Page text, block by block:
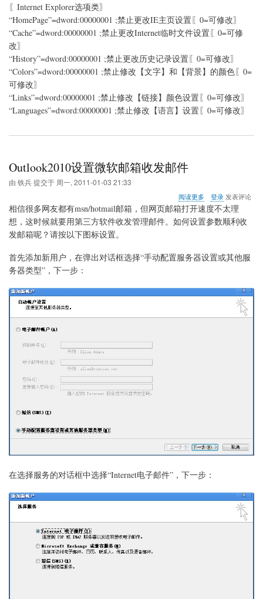
值
及
其
义
〖Internet Explorer选项类〗
“HomePage”=dword:00000001 ;禁止更改IE主页设置〖0=可修改〗
“Cache”=dword:00000001 ;禁止更改Internet临时文件设置〖0=可修
改〗
“History”=dword:00000001 ;禁止更改历史记录设置〖0=可修改〗
“Colors”=dword:00000001 ;禁止修改【文字】和【背景】的颜色〖0=
可修改〗
“Links”=dword:00000001 ;禁止修改【链接】颜色设置〖0=可修改〗
“Languages”=dword:00000001 ;禁止修改【语言】设置〖0=可修改〗
Outlook2010设置微软邮箱收发邮件
由 铁兵提交于 周一, 2011-01-03 21:33
阅读更多
于
Outlook2010
设
软
发
件
登录发表评论
相信很多网友都有msn/hotmail邮箱，但网页邮箱打开速度不太理
想，这时候就要用第三方软件收发管理邮件。如何设置参数顺利收
发邮箱呢？请按以下图标设置。
首先添加新用户，在弹出对话框选择“手动配置服务器设置或其他服
务器类型”，下一步：
在选择服务的对话框中选择“Internet电子邮件”，下一步：